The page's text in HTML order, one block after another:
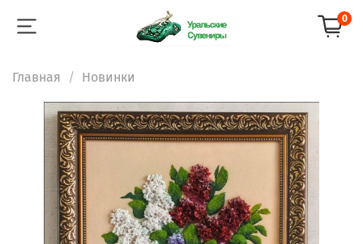
0
Главная Новинки